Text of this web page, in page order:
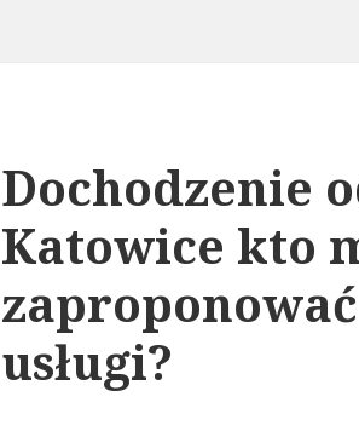
Dochodzenie
Katowice kto
usługi?